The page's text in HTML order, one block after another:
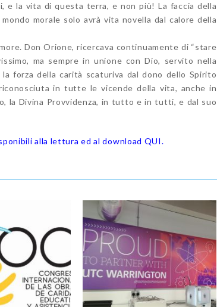
e la vita di questa terra, e non più! La faccia della
morale solo avrà vita novella dal calore della
Don Orione, ricercava continuamente di “stare
ma sempre in unione con Dio, servito nella
la forza della carità scaturiva dal dono dello Spirito
in tutte le vicende della vita, anche in
la Divina Provvidenza, in tutto e in tutti, e dal suo
alla lettura ed al download QUI.